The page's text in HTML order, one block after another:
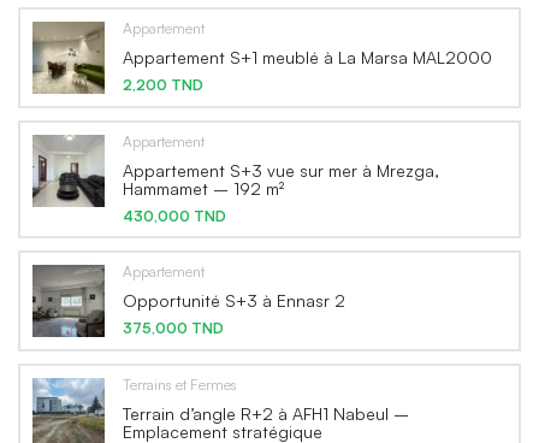
Appartement
Appartement S+1 meublé à La Marsa MAL2000
2,200 TND
Appartement
Appartement S+3 vue sur mer à Mrezga,
Hammamet – 192 m²
430,000 TND
Appartement
Opportunité S+3 à Ennasr 2
375,000 TND
Terrains et Fermes
Terrain d’angle R+2 à AFH1 Nabeul –
Emplacement stratégique